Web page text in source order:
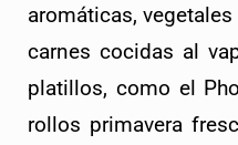
aromáticas,
carnes cocidas al
platillos, como el
rollos primavera